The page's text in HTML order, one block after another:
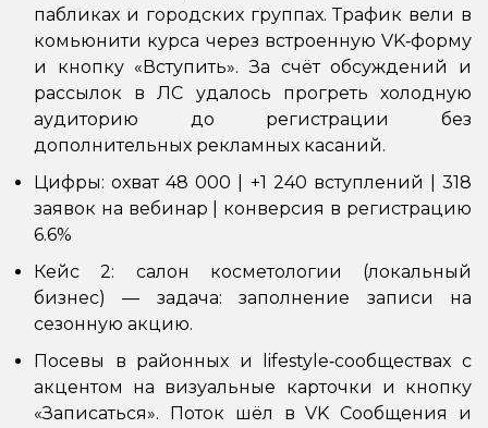
пабликах и городских группах. Трафик вели в
комьюнити курса через встроенную VK‑форму
и кнопку «Вступить». За счёт обсуждений и
рассылок в ЛС удалось прогреть холодную
аудиторию до регистрации без
дополнительных рекламных касаний.
Цифры: охват 48 000 | +1 240 вступлений | 318
заявок на вебинар | конверсия в регистрацию
6.6%
Кейс 2: салон косметологии (локальный
бизнес) — задача: заполнение записи на
сезонную акцию.
Посевы в районных и lifestyle‑сообществах с
акцентом на визуальные карточки и кнопку
«Записаться». Поток шёл в VK Сообщения и